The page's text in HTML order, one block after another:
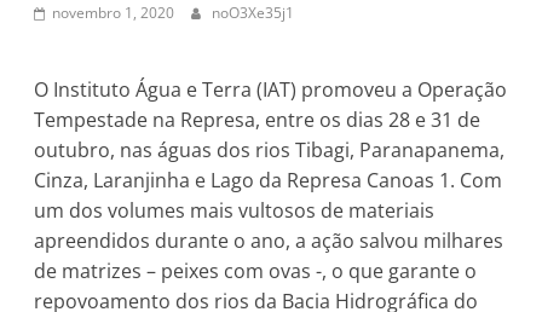
novembro 1, 2020 noO3Xe35j1
O Instituto Água e Terra (IAT) promoveu a Operação
Tempestade na Represa, entre os dias 28 e 31 de
outubro, nas águas dos rios Tibagi, Paranapanema,
Cinza, Laranjinha e Lago da Represa Canoas 1. Com
um dos volumes mais vultosos de materiais
apreendidos durante o ano, a ação salvou milhares
de matrizes – peixes com ovas -, o que garante o
repovoamento dos rios da Bacia Hidrográfica do